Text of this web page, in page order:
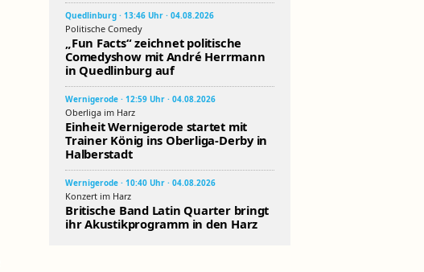
Quedlinburg · 13:46 Uhr · 04.08.2026
Politische Comedy
„Fun Facts“ zeichnet politische
Comedyshow mit André Herrmann
in Quedlinburg auf
Wernigerode · 12:59 Uhr · 04.08.2026
Oberliga im Harz
Einheit Wernigerode startet mit
Trainer König ins Oberliga-Derby in
Halberstadt
Wernigerode · 10:40 Uhr · 04.08.2026
Konzert im Harz
Britische Band Latin Quarter bringt
ihr Akustikprogramm in den Harz